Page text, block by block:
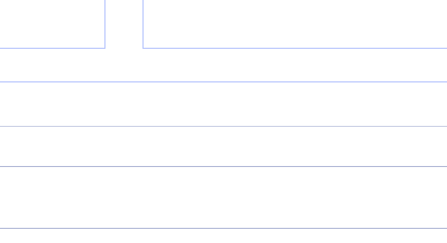
Desarrollo sostenible